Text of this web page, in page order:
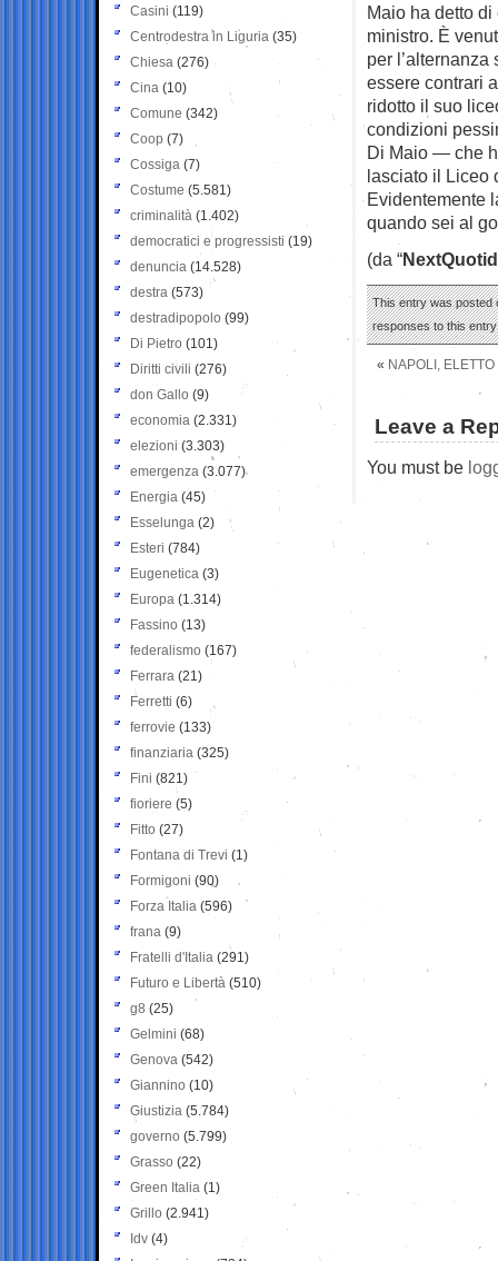
Maio ha detto
ministro. È
per
essere contrari
ridotto il suo
condizioni
Di Maio — che
lasciato il Liceo
Evidentemente
quando sei al
(da “
This entry was posted
responses to this
« NAPOLI,
Leave a
You must be
Casini (119)
Centrodestra in Liguria (35)
Chiesa (276)
Cina (10)
Comune (342)
Coop (7)
Cossiga (7)
Costume (5.581)
criminalità (1.402)
democratici e progressisti (19)
denuncia (14.528)
destra (573)
destradipopolo (99)
Di Pietro (101)
Diritti civili (276)
don Gallo (9)
economia (2.331)
elezioni (3.303)
emergenza (3.077)
Energia (45)
Esselunga (2)
Esteri (784)
Eugenetica (3)
Europa (1.314)
Fassino (13)
federalismo (167)
Ferrara (21)
Ferretti (6)
ferrovie (133)
finanziaria (325)
Fini (821)
fioriere (5)
Fitto (27)
Fontana di Trevi (1)
Formigoni (90)
Forza Italia (596)
frana (9)
Fratelli d'Italia (291)
Futuro e Libertà (510)
g8 (25)
Gelmini (68)
Genova (542)
Giannino (10)
Giustizia (5.784)
governo (5.799)
Grasso (22)
Green Italia (1)
Grillo (2.941)
Idv (4)